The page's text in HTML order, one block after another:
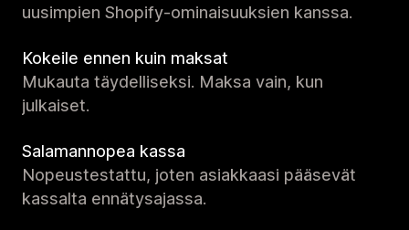
uusimpien Shopify-ominaisuuksien kanssa.
Kokeile ennen kuin maksat
Mukauta täydelliseksi. Maksa vain, kun
julkaiset.
Salamannopea kassa
Nopeustestattu, joten asiakkaasi pääsevät
kassalta ennätysajassa.